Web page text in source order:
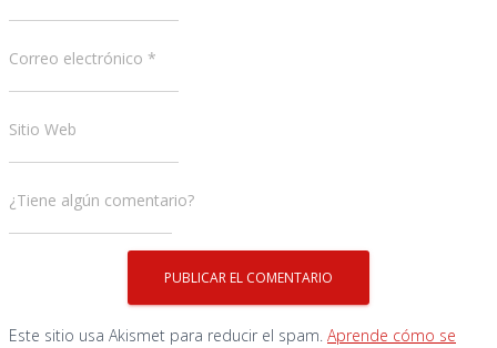
Correo electrónico *
Sitio Web
¿Tiene algún comentario?
Este sitio usa Akismet para reducir el spam. Aprende cómo se